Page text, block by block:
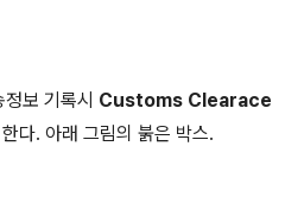
보 기록시 Customs Clearace
다. 아래 그림의 붉은 박스.